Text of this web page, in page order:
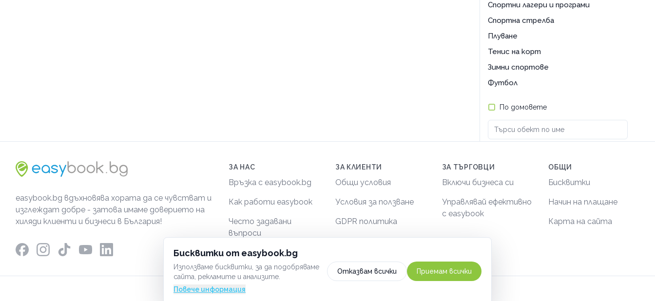
Бисквитки от easybook.bg
Използваме бисквитки, за да подобряваме
сайта, рекламите и анализите.
Повече информация
Отказвам всички Приемам всички
Спортни лагери и програми
Спортна стрелба
Плуване
Тенис на корт
Зимни спортове
Футбол
По домовете
easybook.bg вдъхновява хората да се чувстват и
изглеждат добре - затова имаме доверието на
хиляди клиенти и бизнеси в България!
ЗА НАС
Връзка с easybook.bg
Как работи easybook
Често задавани
въпроси
ЗА КЛИЕНТИ
Общи условия
Условия за ползване
GDPR политика
Сигурност
ЗА ТЪРГОВЦИ
Включи бизнеса си
Управлявай ефективно
с easybook
ОБЩИ
Бисквитки
Начин на плащане
Карта на сайта